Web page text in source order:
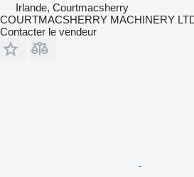
Irlande, Courtmacsherry
COURTMACSHERRY MACHINERY
Contacter le vendeur